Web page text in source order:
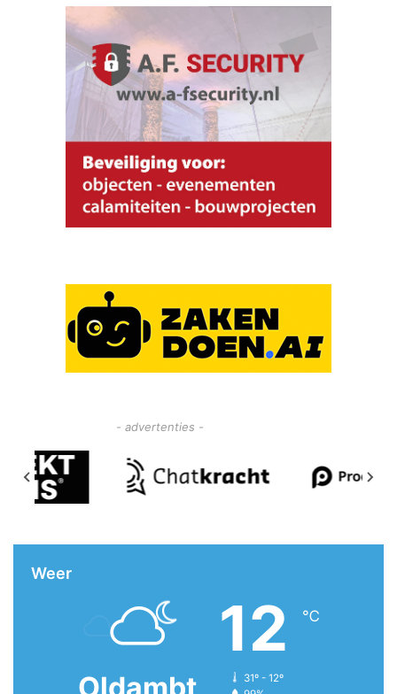
- advertenties -
Weer
Oldambt
12 ℃
31º - 12º